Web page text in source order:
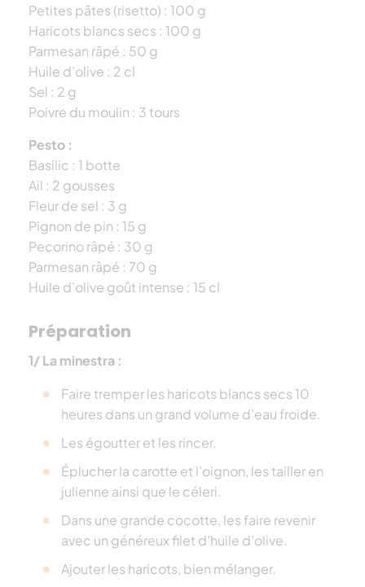
Petites pâtes (risetto) : 100 g
Haricots blancs secs : 100 g
Parmesan râpé : 50 g
Huile d’olive : 2 cl
Sel : 2 g
Poivre du moulin : 3 tours
Pesto :
Basilic : 1 botte
Ail : 2 gousses
Fleur de sel : 3 g
Pignon de pin : 15 g
Pecorino râpé : 30 g
Parmesan râpé : 70 g
Huile d’olive goût intense : 15 cl
Préparation
1/ La minestra :
Faire tremper les haricots blancs secs 10
heures dans un grand volume d’eau froide.
Les égoutter et les rincer.
Éplucher la carotte et l’oignon, les tailler en
julienne ainsi que le céleri.
Dans une grande cocotte, les faire revenir
avec un généreux filet d’huile d’olive.
Ajouter les haricots, bien mélanger.